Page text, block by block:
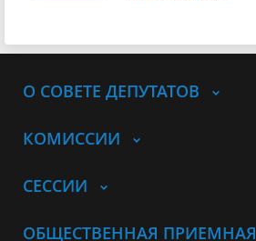
О СОВЕТЕ ДЕПУТАТОВ
КОМИССИИ
СЕССИИ
ОБЩЕСТВЕННАЯ ПРИЕМНАЯ